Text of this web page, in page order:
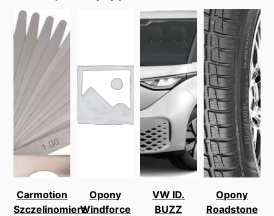
Carmotion
Szczelinomierz
Opony
Windforce
VW ID.
BUZZ
Opony
Roadstone